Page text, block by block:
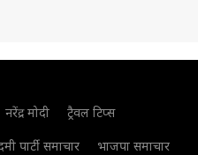
नरेंद्र मोदी
ट्रैवल टिप्स
पार्टी समाचार
भाजपा समाचार